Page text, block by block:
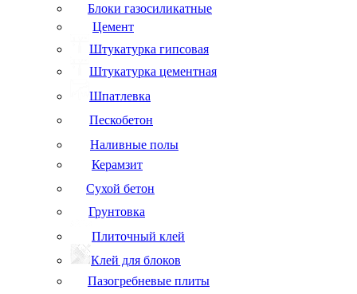
Блоки газосиликатные
Цемент
Штукатурка гипсовая
Штукатурка цементная
Шпатлевка
Пескобетон
Наливные полы
Керамзит
Сухой бетон
Грунтовка
Плиточный клей
Клей для блоков
Пазогребневые плиты